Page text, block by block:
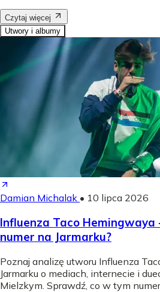
Czytaj więcej
Utwory i albumy
Damian Michalak • 10 lipca 2026
Influenza Taco
numer na Jarmarku?
Poznaj analizę utworu Influenza
Jarmarku o mediach, internecie i
Mielzkym. Sprawdź, co w tym